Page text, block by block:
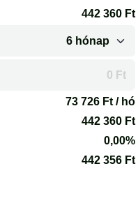
442 360 Ft
után az oldal
73 726 Ft / hó
442 360 Ft
0,00%
442 356 Ft